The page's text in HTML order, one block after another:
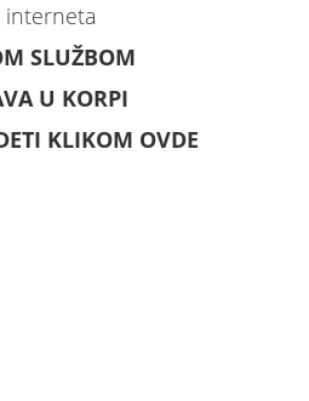
interneta
SLUŽBOM
U KORPI
KLIKOM OVDE